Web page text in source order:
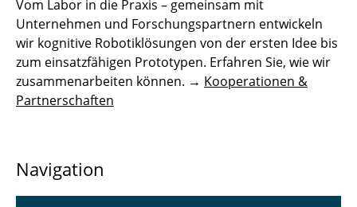
Vom Labor in die Praxis – gemeinsam mit
Unternehmen und Forschungspartnern entwickeln
wir kognitive Robotiklösungen von der ersten Idee bis
zum einsatzfähigen Prototypen. Erfahren Sie, wie wir
zusammenarbeiten können. → Kooperationen &
Partnerschaften
Navigation